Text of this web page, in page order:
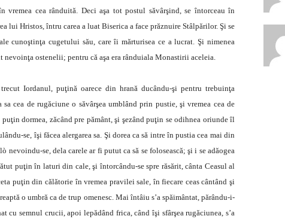
vremea cea rânduită. Deci aşa tot postul săvârşind, se întorceau în
lui Hristos, întru carea a luat Biserica a face prăznuire Stâlpărilor. Şi se
cunoştinţa cugetului său, care îi mărturisea ce a lucrat. Şi nimenea
ostenelii; pentru că aşa era rânduiala Monastirii aceleia.
Iordanul, puţină oarece din hrană ducându-şi pentru trebuinţa
cea de rugăciune o săvârşea umblând prin pustie, şi vremea cea de
dormea, zăcând pre pământ, şi şezând puţin se odihnea oriunde îl
se, îşi făcea alergarea sa. Şi dorea ca să intre în pustia cea mai din
se, dela carele ar fi putut ca să se folosească; şi i se adăogea
puţin în laturi din cale, şi întorcându-se spre răsărit, cânta Ceasul al
puţin din călătorie în vremea pravilei sale, în fiecare ceas cântând şi
o umbră ca de trup omenesc. Mai întâiu s’a spăimântat, părându-i-
cu semnul crucii, apoi lepădând frica, când îşi sfârşea rugăciunea, s’a